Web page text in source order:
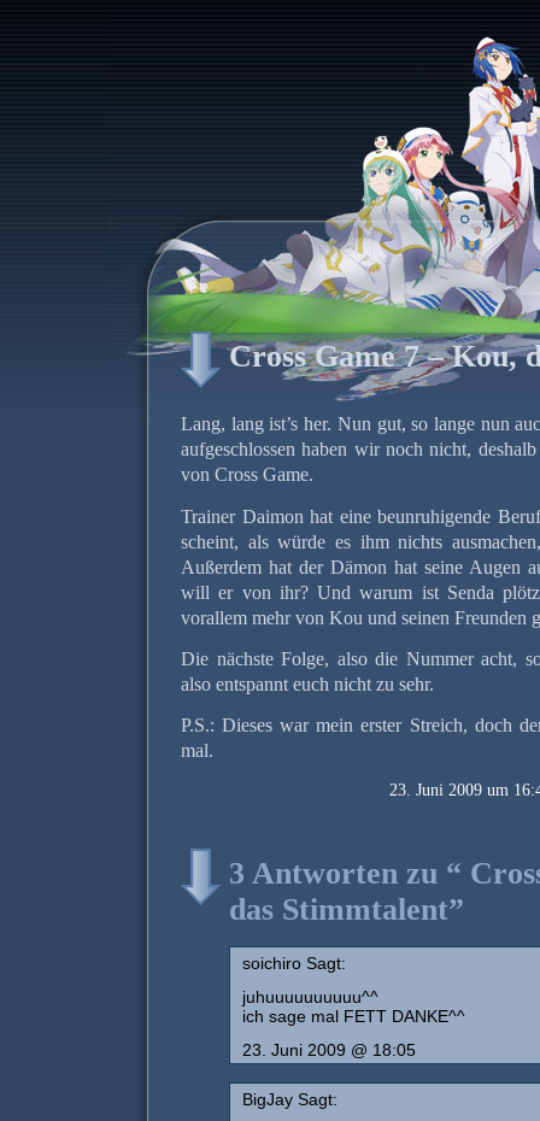
Cross Game 7 – Kou,
Lang, lang ist’s her. Nun gut, so lange nun
aufgeschlossen haben wir noch nicht,
von Cross Game.
Trainer Daimon hat eine beunruhigende
scheint, als würde es ihm nichts
Außerdem hat der Dämon hat seine Augen
will er von ihr? Und warum ist Senda
vorallem mehr von Kou und seinen Freunden
Die nächste Folge, also die Nummer acht,
also entspannt euch nicht zu sehr.
P.S.: Dieses war mein erster Streich, doch
mal.
23. Juni 2009 um
3 Antworten zu “
das Stimmtalent”
soichiro Sagt:
juhuuuuuuuuuu^^
ich sage mal FETT DANKE^^
23. Juni 2009 @ 18:05
BigJay Sagt: